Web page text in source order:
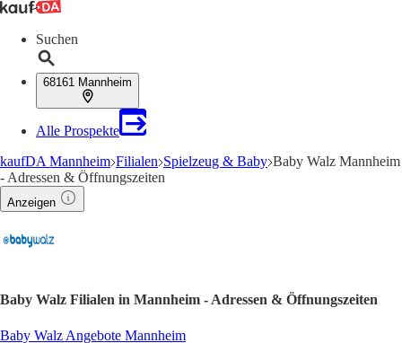
Suchen
68161 Mannheim
Alle Prospekte
kaufDA Mannheim Filialen Spielzeug & Baby Baby Walz Mannheim
- Adressen & Öffnungszeiten
Anzeigen
Baby Walz Filialen in Mannheim - Adressen & Öffnungszeiten
Baby Walz Angebote Mannheim